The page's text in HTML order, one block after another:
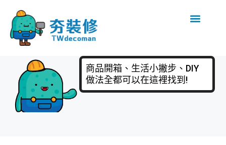
商品開箱、生活小撇步、DIY
做法全都可以在這裡找到!